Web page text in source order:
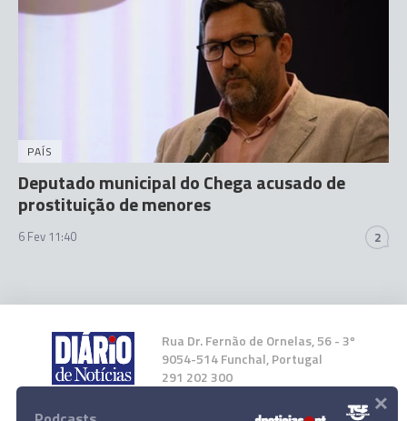
PAÍS
Deputado municipal do Chega acusado de
prostituição de menores
6 Fev 11:40 2
Rua Dr. Fernão de Ornelas, 56 - 3º
9054-514 Funchal, Portugal
291 202 300
×